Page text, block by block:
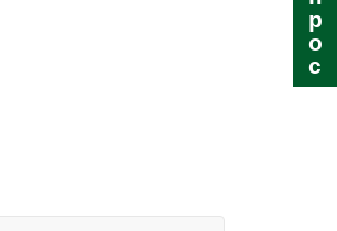
р
о
с